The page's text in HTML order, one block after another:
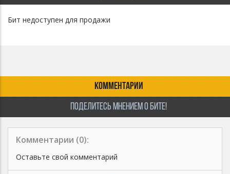
Бит недоступен для продажи
КОММЕНТАРИИ
ПОДЕЛИТЕСЬ МНЕНИЕМ О БИТЕ!
Комментарии (0):
Оставьте свой комментарий